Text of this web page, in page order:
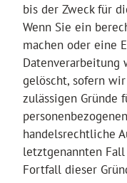
bis der Zweck für
Wenn Sie ein
machen oder eine
Datenverarbeitung
gelöscht, sofern
zulässigen Gründe
handelsrechtliche
letztgenannten
Fortfall dieser